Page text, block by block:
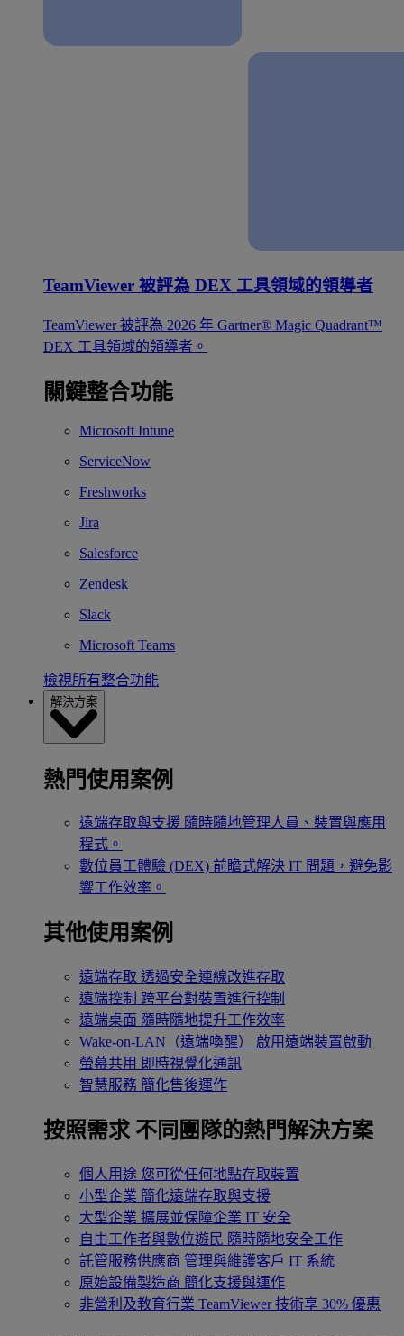
TeamViewer 被評為 DEX 工具領域的領導者
TeamViewer 被評為 2026 年 Gartner® Magic Quadrant™
DEX 工具領域的領導者。
關鍵整合功能
Microsoft Intune
ServiceNow
Freshworks
Jira
Salesforce
Zendesk
Slack
Microsoft Teams
檢視所有整合功能
解決方案
熱門使用案例
遠端存取與支援 隨時隨地管理人員、裝置與應用
程式。
數位員工體驗 (DEX) 前瞻式解決 IT 問題，避免影
響工作效率。
其他使用案例
遠端存取 透過安全連線改進存取
遠端控制 跨平台對裝置進行控制
遠端桌面 隨時隨地提升工作效率
Wake-on-LAN（遠端喚醒）
啟用遠端裝置啟動
螢幕共用 即時視覺化通訊
智慧服務 簡化售後運作
按照需求 不同團隊的熱門解決方案
個人用途 您可從任何地點存取裝置
小型企業 簡化遠端存取與支援
大型企業 擴展並保障企業 IT 安全
自由工作者與數位遊民 隨時隨地安全工作
託管服務供應商 管理與維護客戶 IT 系統
原始設備製造商 簡化支援與運作
非營利及教育行業 TeamViewer 技術享 30% 優惠